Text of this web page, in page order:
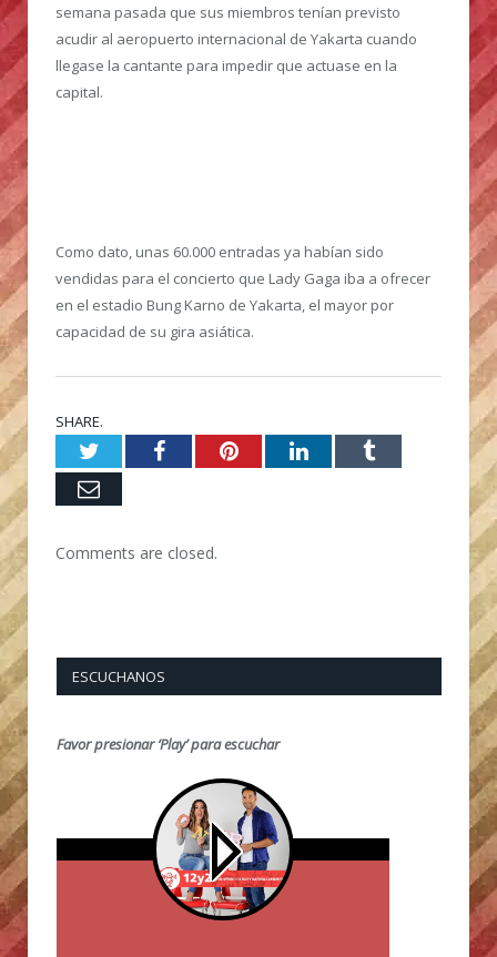
semana pasada que sus miembros tenían previsto
acudir al aeropuerto internacional de Yakarta cuando
llegase la cantante para impedir que actuase en la
capital.
Como dato, unas 60.000 entradas ya habían sido
vendidas para el concierto que Lady Gaga iba a ofrecer
en el estadio Bung Karno de Yakarta, el mayor por
capacidad de su gira asiática.
SHARE.
TwitterFacebookPinterestLinkedInTumblr
Email
Comments are closed.
ESCUCHANOS
Favor presionar ‘Play’ para escuchar